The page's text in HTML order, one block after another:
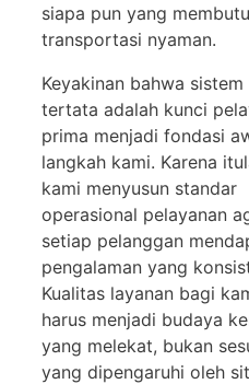
siapa pun yang
transportasi nyaman.
Keyakinan bahwa sistem
tertata adalah kunci
prima menjadi fondasi
langkah kami. Karena
kami menyusun standar
operasional pelayanan
setiap pelanggan
pengalaman yang
Kualitas layanan bagi
harus menjadi budaya
yang melekat, bukan
yang dipengaruhi oleh